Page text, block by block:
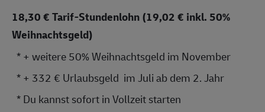
18,30 € Tarif-Stundenlohn (19,02 € inkl. 50%
Weihnachtsgeld)
  * + weitere 50% Weihnachtsgeld im November
  * + 332 € Urlaubsgeld  im Juli ab dem 2. Jahr
  * Du kannst sofort in Vollzeit starten